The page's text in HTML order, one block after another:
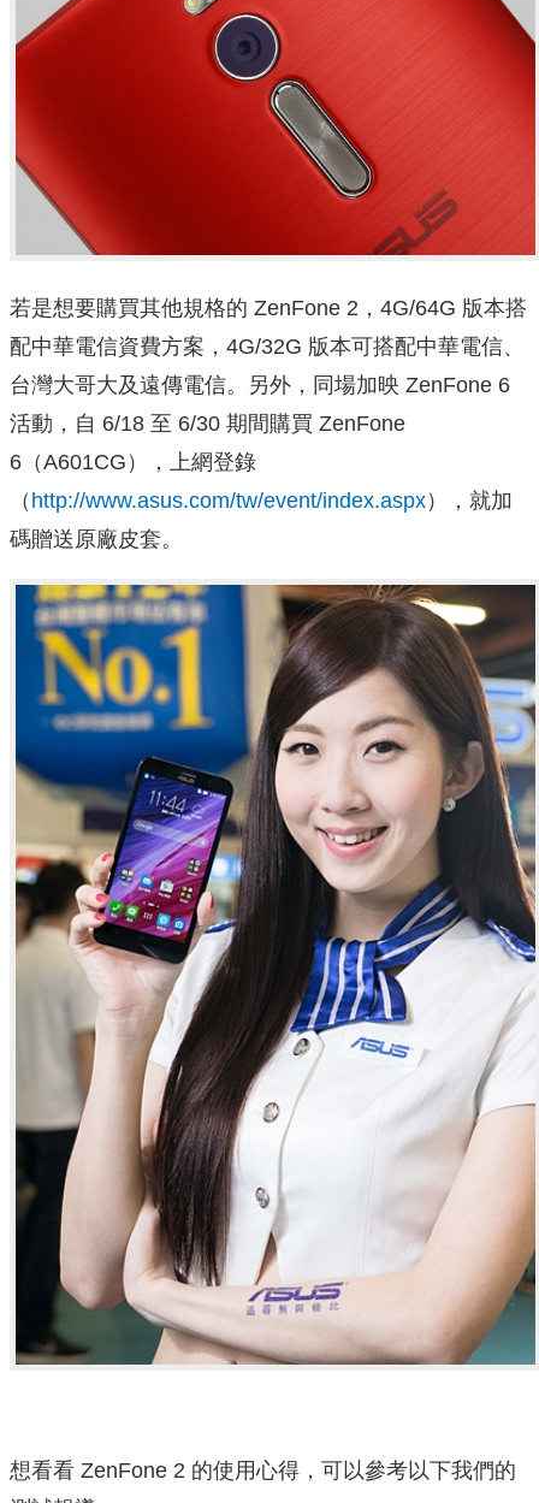
若是想要購買其他規格的 ZenFone 2，4G/64G 版本搭
配中華電信資費方案，4G/32G 版本可搭配中華電信、
台灣大哥大及遠傳電信。另外，同場加映 ZenFone 6
活動，自 6/18 至 6/30 期間購買 ZenFone
6（A601CG），上網登錄
（ http://www.asus.com/tw/event/index.aspx），就加
碼贈送原廠皮套。
想看看 ZenFone 2 的使用心得，可以參考以下我們的